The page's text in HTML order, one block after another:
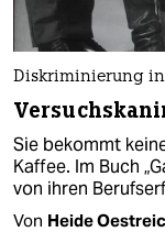
Diskriminierung
Sie bekommt
Kaffee. Im Buch
von ihren
Von Heide